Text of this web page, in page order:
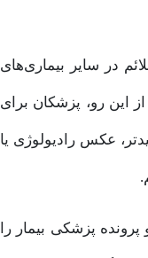
در سایر بیماری‌های
رو، پزشکان برای
عکس رادیولوژی یا
پزشکی بیمار را